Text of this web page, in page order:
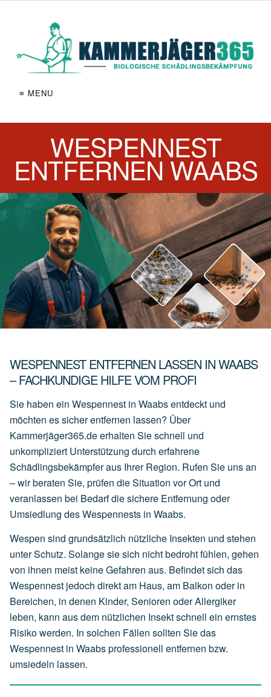
≡ MENU
WESPENNEST
ENTFERNEN WAABS
WESPENNEST ENTFERNEN LASSEN IN WAABS
– FACHKUNDIGE HILFE VOM PROFI
Sie haben ein Wespennest in Waabs entdeckt und
möchten es sicher entfernen lassen? Über
Kammerjäger365.de erhalten Sie schnell und
unkompliziert Unterstützung durch erfahrene
Schädlingsbekämpfer aus Ihrer Region. Rufen Sie uns an
– wir beraten Sie, prüfen die Situation vor Ort und
veranlassen bei Bedarf die sichere Entfernung oder
Umsiedlung des Wespennests in Waabs.
Wespen sind grundsätzlich nützliche Insekten und stehen
unter Schutz. Solange sie sich nicht bedroht fühlen, gehen
von ihnen meist keine Gefahren aus. Befindet sich das
Wespennest jedoch direkt am Haus, am Balkon oder in
Bereichen, in denen Kinder, Senioren oder Allergiker
leben, kann aus dem nützlichen Insekt schnell ein ernstes
Risiko werden. In solchen Fällen sollten Sie das
Wespennest in Waabs professionell entfernen bzw.
umsiedeln lassen.